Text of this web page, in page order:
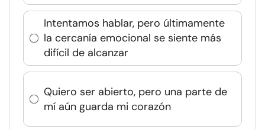
Intentamos hablar, pero últimamente
la cercanía emocional se siente más
difícil de alcanzar
Quiero ser abierto, pero una parte de
mí aún guarda mi corazón